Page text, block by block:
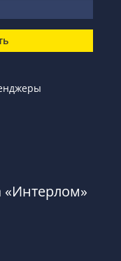
«Интерлом»